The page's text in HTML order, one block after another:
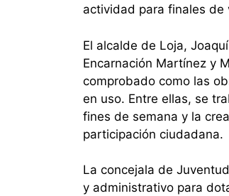
actividad para finales de
El alcalde de Loja,
Encarnación Martínez y
comprobado como las
en uso. Entre ellas, se
fines de semana y la
participación ciudadana.
La concejala de
y administrativo para